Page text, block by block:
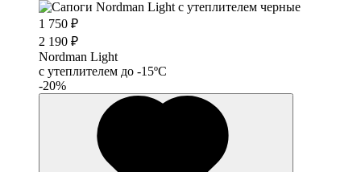
1 750 ₽
2 190 ₽
Nordman Light
c утеплителем до -15ºС
-20%